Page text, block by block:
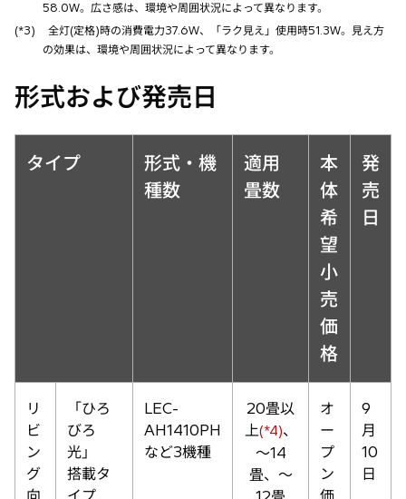
58.0W。広さ感は、環境や周囲状況によって異なります。
(*3)
全灯(定格)時の消費電力37.6W、「ラク見え」使用時51.3W。見え方
の効果は、環境や周囲状況によって異なります。
形式および発売日
タイプ
形式・機
種数
適用
畳数
本
体
希
望
小
売
価
格
発
売
日
リ
ビ
ン
グ
向
「ひろ
びろ
光」
搭載タ
イプ
LEC-
AH1410PH
など3機種
20畳以
上(*4)、
〜14
畳、〜
オ
ー
プ
ン
価
9
月
10
日